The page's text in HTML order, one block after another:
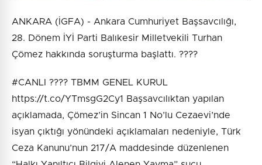
ANKARA (İGFA) - Ankara Cumhuriyet Başsavcılığı,
28. Dönem İYİ Parti Balıkesir Milletvekili Turhan
Çömez hakkında soruşturma başlattı. ????
#CANLI ????️ TBMM GENEL KURUL
https://t.co/YTmsgG2Cy1 Başsavcılıktan yapılan
açıklamada, Çömez’in Sincan 1 No’lu Cezaevi’nde
isyan çıktığı yönündeki açıklamaları nedeniyle, Türk
Ceza Kanunu’nun 217/A maddesinde düzenlenen